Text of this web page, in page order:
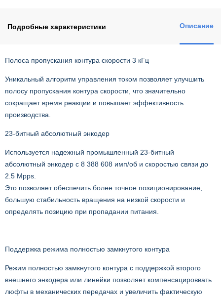
Подробные характеристики Описание
Полоса пропускания контура скорости 3 кГц
Уникальный алгоритм управления током позволяет улучшить
полосу пропускания контура скорости, что значительно
сокращает время реакции и повышает эффективность
производства.
23-битный абсолютный энкодер
Используется надежный промышленный 23-битный
абсолютный энкодер с 8 388 608 имп/об и скоростью связи до
2.5 Mpps.
Это позволяет обеспечить более точное позиционирование,
большую стабильность вращения на низкой скорости и
определять позицию при пропадании питания.
Поддержка режима полноcтью замкнутого контура
Режим полностью замкнутого контура с поддержкой второго
внешнего энкодера или линейки позволяет компенсацироввать
люфты в механических передачах и увеличить фактическую